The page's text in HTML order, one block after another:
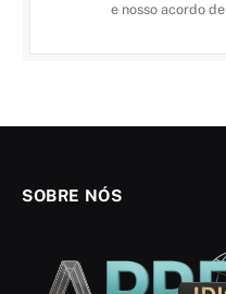
e nosso acordo de
SOBRE NÓS